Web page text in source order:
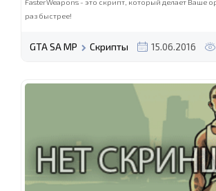
раз быстрее!
GTA SA MP Скрипты 15.06.2016